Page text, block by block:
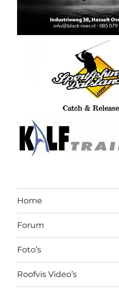
Home
Forum
Foto’s
Roofvis Video’s